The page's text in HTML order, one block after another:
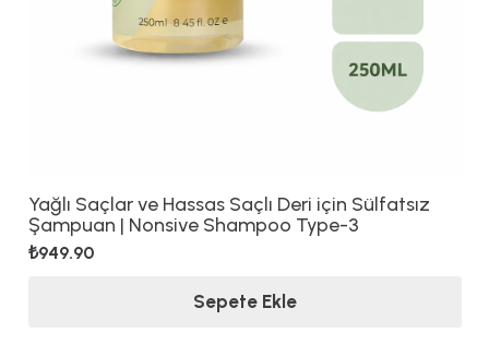
Yağlı Saçlar ve Hassas Saçlı Deri için Sülfatsız
Şampuan | Nonsive Shampoo Type-3
₺949.90
Sepete Ekle